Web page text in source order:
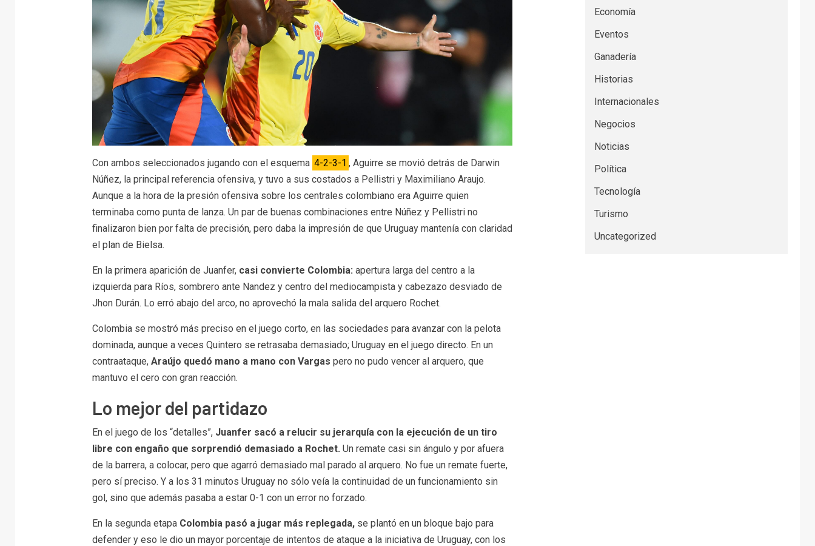
Con ambos seleccionados jugando con el esquema 4-2-3-1 , Aguirre se movió detrás de Darwin
Núñez, la principal referencia ofensiva, y tuvo a sus costados a Pellistri y Maximiliano Araujo.
Aunque a la hora de la presión ofensiva sobre los centrales colombiano era Aguirre quien
terminaba como punta de lanza. Un par de buenas combinaciones entre Núñez y Pellistri no
finalizaron bien por falta de precisión, pero daba la impresión de que Uruguay mantenía con claridad
el plan de Bielsa.
En la primera aparición de Juanfer, casi convierte Colombia: apertura larga del centro a la
izquierda para Ríos, sombrero ante Nandez y centro del mediocampista y cabezazo desviado de
Jhon Durán. Lo erró abajo del arco, no aprovechó la mala salida del arquero Rochet.
Colombia se mostró más preciso en el juego corto, en las sociedades para avanzar con la pelota
dominada, aunque a veces Quintero se retrasaba demasiado; Uruguay en el juego directo. En un
contraataque, Araújo quedó mano a mano con Vargas pero no pudo vencer al arquero, que
mantuvo el cero con gran reacción.
Lo mejor del partidazo
En el juego de los “detalles”, Juanfer sacó a relucir su jerarquía con la ejecución de un tiro
libre con engaño que sorprendió demasiado a Rochet. Un remate casi sin ángulo y por afuera
de la barrera, a colocar, pero que agarró demasiado mal parado al arquero. No fue un remate fuerte,
pero sí preciso. Y a los 31 minutos Uruguay no sólo veía la continuidad de un funcionamiento sin
gol, sino que además pasaba a estar 0-1 con un error no forzado.
En la segunda etapa Colombia pasó a jugar más replegada, se plantó en un bloque bajo para
defender y eso le dio un mayor porcentaje de intentos de ataque a la iniciativa de Uruguay, con los
Economía
Eventos
Ganadería
Historias
Internacionales
Negocios
Noticias
Política
Tecnología
Turismo
Uncategorized